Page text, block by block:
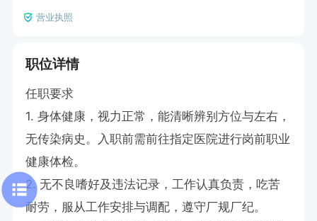
营业执照
职位详情
任职要求
1. 身体健康，视力正常，能清晰辨别方位与左右，
无传染病史。入职前需前往指定医院进行岗前职业
健康体检。
2. 无不良嗜好及违法记录，工作认真负责，吃苦
耐劳，服从工作安排与调配，遵守厂规厂纪。